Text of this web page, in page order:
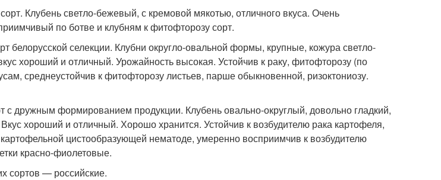
Клубень светло-бежевый, с кремовой мякотью, отличного вкуса. Очень
по ботве и клубням к фитофторозу сорт.
белорусской селекции. Клубни округло-овальной формы, крупные, кожура светло-
хороший и отличный. Урожайность высокая. Устойчив к раку, фитофторозу (по
среднеустойчив к фитофторозу листьев, парше обыкновенной, ризоктониозу.
с дружным формированием продукции. Клубень овально-округлый, довольно гладкий,
хороший и отличный. Хорошо хранится. Устойчив к возбудителю рака картофеля,
цистообразующей нематоде, умеренно восприимчив к возбудителю
красно-фиолетовые.
сортов — российские.